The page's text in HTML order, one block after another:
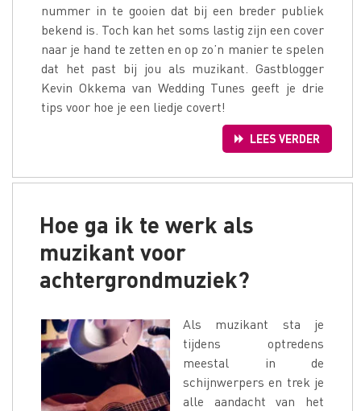
nummer in te gooien dat bij een breder publiek
bekend is. Toch kan het soms lastig zijn een cover
naar je hand te zetten en op zo’n manier te spelen
dat het past bij jou als muzikant. Gastblogger
Kevin Okkema van Wedding Tunes geeft je drie
tips voor hoe je een liedje covert!
LEES VERDER
Hoe ga ik te werk als
muzikant voor
achtergrondmuziek?
Als muzikant sta je
tijdens optredens
meestal in de
schijnwerpers en trek je
alle aandacht van het